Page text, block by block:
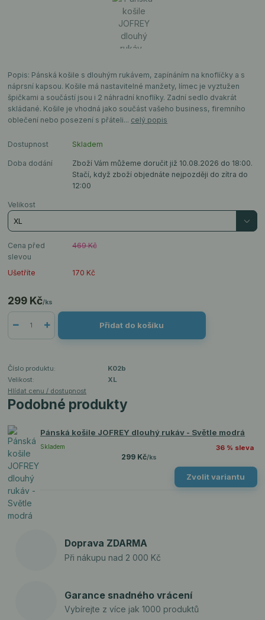
Popis: Pánská košile s dlouhým rukávem, zapínáním na knoflíčky a s
náprsní kapsou. Košile má nastavitelné manžety, límec je vyztužen
špičkami a součástí jsou i 2 náhradní knoflíky. Zadní sedlo dvakrát
skládané. Košile je vhodná jako součást vašeho business, firemního
oblečení nebo posezení s přáteli... celý popis
Dostupnost Skladem
Doba dodání
Zboží Vám můžeme doručit již 10.08.2026 do 18:00.
Stačí, když zboží objednáte nejpozději do zítra do
12:00
Velikost
Cena před
slevou
469 Kč
Ušetříte 170 Kč
299 Kč/ks
Přidat do košíku
Číslo produktu:
K02b
Velikost:
XL
Hlídat cenu / dostupnost
Podobné produkty
Pánská košile JOFREY dlouhý rukáv - Světle modrá
36 % sleva
299 Kč/ks
Skladem
Zvolit variantu
Doprava ZDARMA
Při nákupu nad 2 000 Kč
Garance snadného vrácení
Vybírejte z více jak 1000 produktů